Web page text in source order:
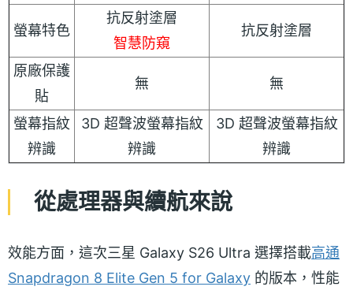
螢幕特色
抗反射塗層
智慧防窺
抗反射塗層
原廠保護
貼
無 無
螢幕指紋
辨識
3D 超聲波螢幕指紋
辨識
3D 超聲波螢幕指紋
辨識
從處理器與續航來說
效能方面，這次三星 Galaxy S26 Ultra 選擇搭載高通
Snapdragon 8 Elite Gen 5 for Galaxy 的版本，性能